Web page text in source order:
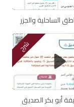
الساحلية والجزر
شرح
أبو بكر الصديق